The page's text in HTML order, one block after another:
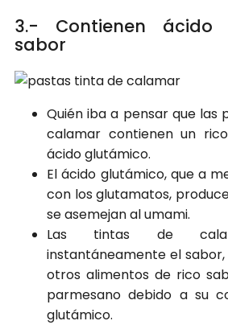
3.- Contienen ácido
sabor
Quién iba a pensar que las
calamar contienen un
ácido glutámico.
El ácido glutámico, que a
con los glutamatos,
se asemejan al umami.
Las tintas de
instantáneamente el
otros alimentos de rico
parmesano debido a su
glutámico.